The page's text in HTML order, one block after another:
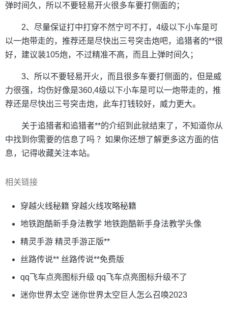
弹时间久，所以不要轻易开火很多车要打侧面的；
2、尽量保证打中打穿不然宁可不打，4级以下小车是可
以一炮带走的，推荐还是尽快出三号突击炮吧，追猎者的**很
好，建议装105炮，不过精准不高，而且上弹时间久；
3、所以不要轻易开火，而且很多车要打侧面的，但是威
力很强，均伤好像是360,4级以下小车是可以一炮带走的，推
荐还是尽快出三号突击炮，此车打钱较好，威力更大。
关于追猎者和追猎者**的介绍到此就结束了，不知道你从
中找到你需要的信息了吗 ？如果你还想了解更多这方面的信
息，记得收藏关注本站。
相关链接
穿越火线秘籍 穿越火线攻略秘籍
地铁跑酷新手身法教学 地铁跑酷新手身法教学头像
精灵手游 精灵手游正版**
丝路传说** 丝路传说**免费版
qq飞车点亮图标升级 qq飞车点亮图标升级不了
迷你世界太空 迷你世界太空巨人怎么召唤2023